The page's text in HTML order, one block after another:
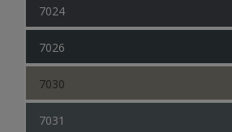
7024
7026
7030
7031